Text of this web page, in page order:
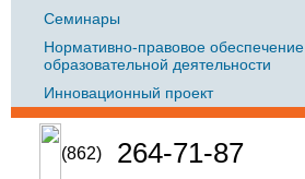
Семинары
Нормативно-правовое обеспечение
образовательной деятельности
Инновационный проект
(862) 264-71-87